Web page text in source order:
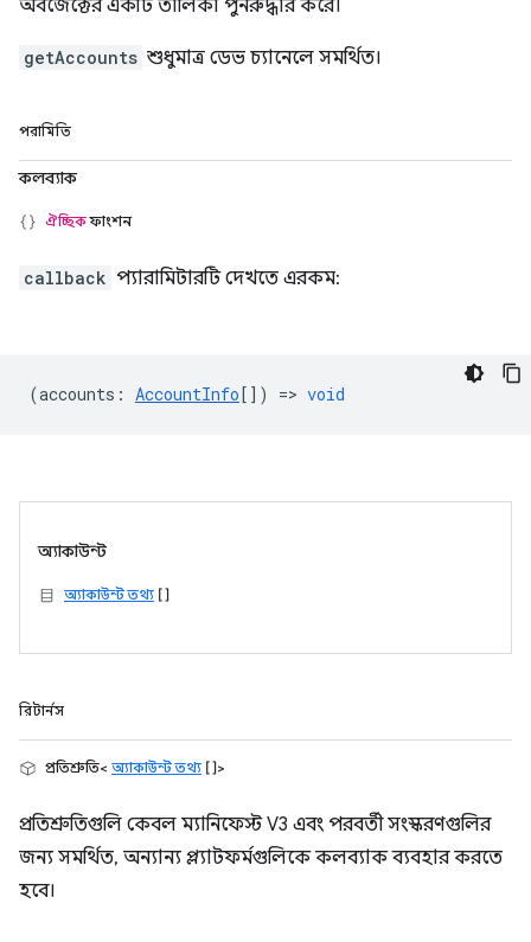
অবজেক্টের একটি তালিকা পুনরুদ্ধার করে।
getAccounts শুধুমাত্র ডেভ চ্যানেলে সমর্থিত।
পরামিতি
কলব্যাক
ঐচ্ছিকফাংশন
callback প্যারামিটারটি দেখতে এরকম:
(accounts : AccountInfo[]) => void
অ্যাকাউন্ট
অ্যাকাউন্ট তথ্য []
রিটার্নস
প্রতিশ্রুতি< অ্যাকাউন্ট তথ্য []>
প্রতিশ্রুতিগুলি কেবল ম্যানিফেস্ট V3 এবং পরবর্তী সংস্করণগুলির
জন্য সমর্থিত, অন্যান্য প্ল্যাটফর্মগুলিকে কলব্যাক ব্যবহার করতে
হবে।